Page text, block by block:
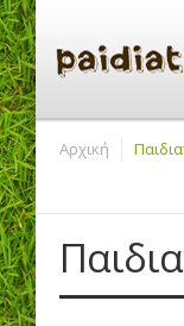
Αρχική